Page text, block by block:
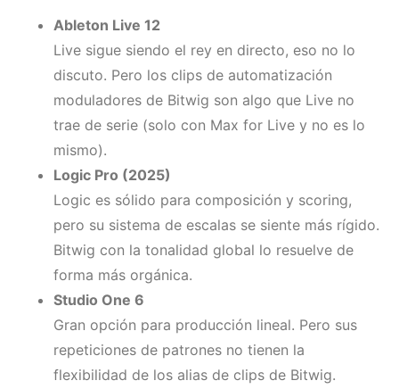
Ableton Live 12
Live sigue siendo el rey en directo, eso no lo
discuto. Pero los clips de automatización
moduladores de Bitwig son algo que Live no
trae de serie (solo con Max for Live y no es lo
mismo).
Logic Pro (2025)
Logic es sólido para composición y scoring,
pero su sistema de escalas se siente más rígido.
Bitwig con la tonalidad global lo resuelve de
forma más orgánica.
Studio One 6
Gran opción para producción lineal. Pero sus
repeticiones de patrones no tienen la
flexibilidad de los alias de clips de Bitwig.